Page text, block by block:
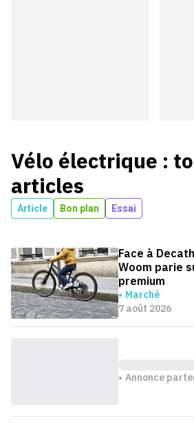
Vélo électrique :
articles
Article Bon plan Essai
Face à
Woom parie
premium
Marché
7 août 2026
Annonce